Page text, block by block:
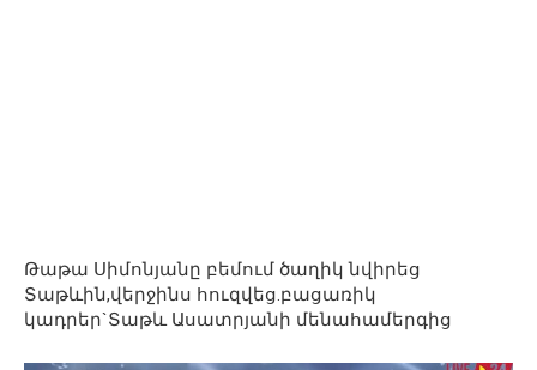
Թաթա Սիմոնյանը բեմում ծաղիկ նվիրեց
Տաթևին,վերջինս հուզվեց.բացառիկ
կադրեր`Տաթև Ասատրյանի մենահամերգից